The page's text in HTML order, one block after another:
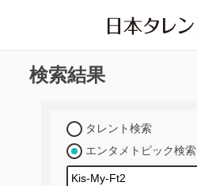
検索結果
タレント検索
エンタメトピック検索